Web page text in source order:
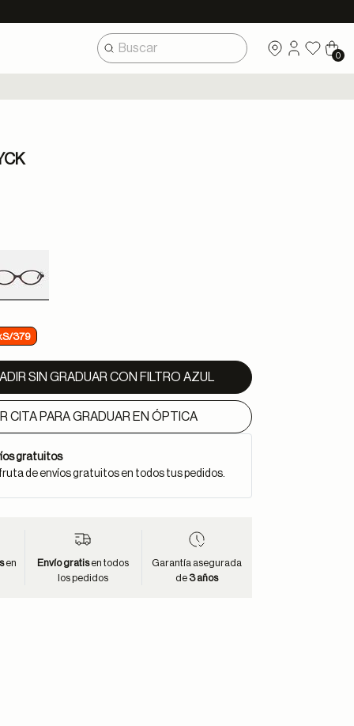
0
379
SIN GRADUAR CON FILTRO AZUL
CITA PARA GRADUAR EN ÓPTICA
gratuitos
de envíos gratuitos en todos tus pedidos.
en Envío gratisen todos
los pedidos
Garantía asegurada
de 3 años